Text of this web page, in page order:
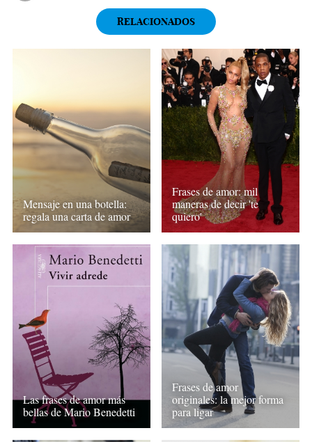
RELACIONADOS
Mensaje en una botella:
regala una carta de amor
Frases de amor: mil
maneras de decir 'te
quiero'
Las frases de amor más
bellas de Mario Benedetti
Frases de amor
originales: la mejor forma
para ligar